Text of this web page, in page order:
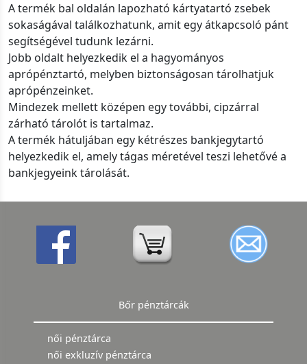
A termék bal oldalán lapozható kártyatartó zsebek
sokaságával találkozhatunk, amit egy átkapcsoló pánt
segítségével tudunk lezárni.
Jobb oldalt helyezkedik el a hagyományos
aprópénztartó, melyben biztonságosan tárolhatjuk
aprópénzeinket.
Mindezek mellett középen egy további, cipzárral
zárható tárolót is tartalmaz.
A termék hátuljában egy kétrészes bankjegytartó
helyezkedik el, amely tágas méretével teszi lehetővé a
bankjegyeink tárolását.
Bőr pénztárcák
női pénztárca
női exkluzív pénztárca